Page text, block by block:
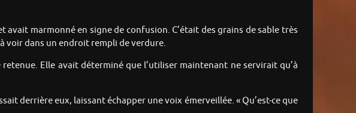
avait marmonné en signe de confusion. C’était des grains de sable très
voir dans un endroit rempli de verdure.
Elle avait déterminé que l’utiliser maintenant ne servirait qu’à
derrière eux, laissant échapper une voix émerveillée. « Qu’est-ce que